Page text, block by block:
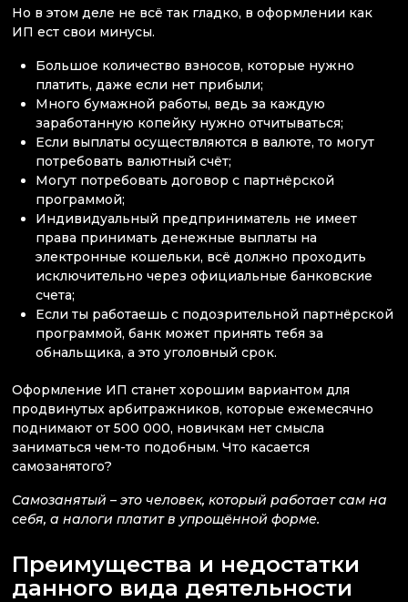
Но в этом деле не всё так гладко, в оформлении как
ИП ест свои минусы.
Большое количество взносов, которые нужно
платить, даже если нет прибыли;
Много бумажной работы, ведь за каждую
заработанную копейку нужно отчитываться;
Если выплаты осуществляются в валюте, то могут
потребовать валютный счёт;
Могут потребовать договор с партнёрской
программой;
Индивидуальный предприниматель не имеет
права принимать денежные выплаты на
электронные кошельки, всё должно проходить
исключительно через официальные банковские
счета;
Если ты работаешь с подозрительной партнёрской
программой, банк может принять тебя за
обнальщика, а это уголовный срок.
Оформление ИП станет хорошим вариантом для
продвинутых арбитражников, которые ежемесячно
поднимают от 500 000, новичкам нет смысла
заниматься чем-то подобным. Что касается
самозанятого?
Самозанятый – это человек, который работает сам на
себя, а налоги платит в упрощённой форме.
Преимущества и недостатки
данного вида деятельности